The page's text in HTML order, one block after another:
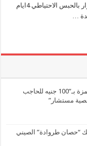
وإجراءته والتدابير فاعطى لوكيل اانيابة اصدار قرار بالحبس الاحتياطي 4ايام
…
اعترافات القاضي المزيف: غمزة بـ”100 جنيه للحاجب
مستشار”
“حصان طروادة” الصيني